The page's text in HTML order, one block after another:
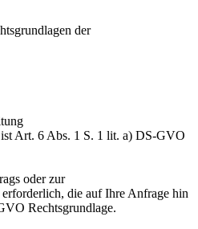
der
ist Art. 6 Abs. 1 S. 1 lit. a) DS-GVO
oder zur
die auf Ihre Anfrage hin
Rechtsgrundlage.